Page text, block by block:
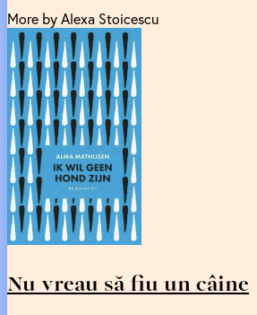
More by Alexa Stoicescu
Nu vreau să fiu un câine